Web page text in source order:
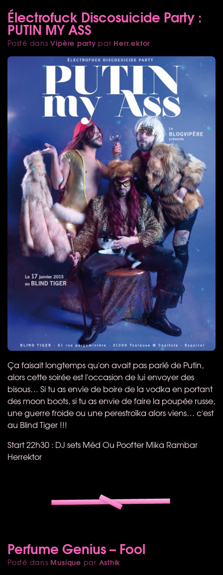
Électrofuck Discosuicide Party :
PUTIN MY ASS
Posté dansVipère party par Herr.ektor
Ça faisait longtemps qu'on avait pas parlé de Putin,
alors cette soirée est l'occasion de lui envoyer des
bisous… Si tu as envie de boire de la vodka en portant
des moon boots, si tu as envie de faire la poupée russe,
une guerre froide ou une perestroïka alors viens… c'est
au Blind Tiger !!!
Start 22h30 : DJ sets Méd Ou Poofter Mika Rambar
Herrektor
Perfume Genius – Fool
Posté dans Musique par Asthik